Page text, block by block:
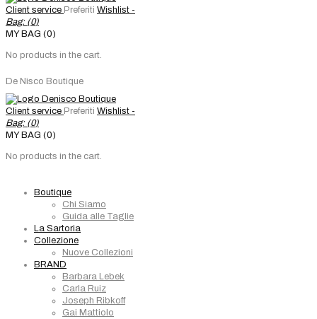
Client service Preferiti Wishlist -
Bag: (0)
MY BAG (0)
No products in the cart.
De Nisco Boutique
Client service Preferiti Wishlist -
Bag: (0)
MY BAG (0)
No products in the cart.
Boutique
Chi Siamo
Guida alle Taglie
La Sartoria
Collezione
Nuove Collezioni
BRAND
Barbara Lebek
Carla Ruiz
Joseph Ribkoff
Gai Mattiolo